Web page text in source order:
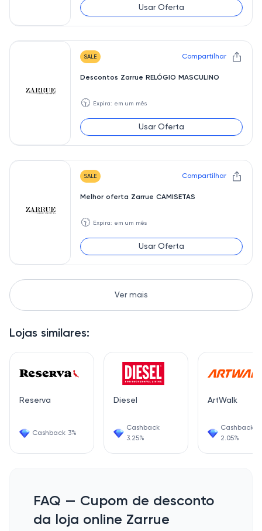
Lojas similares:
Reserva
Cashback 3%
Diesel
Cashback
3.25%
ArtWalk
Cashback
2.05%
Usar Oferta
SALE Compartilhar
Descontos Zarrue RELÓGIO MASCULINO
🕥 Expira: em um mês
Usar Oferta
SALE Compartilhar
Melhor oferta Zarrue CAMISETAS
🕥 Expira: em um mês
Usar Oferta
Ver mais
FAQ — Cupom de desconto
da loja online Zarrue